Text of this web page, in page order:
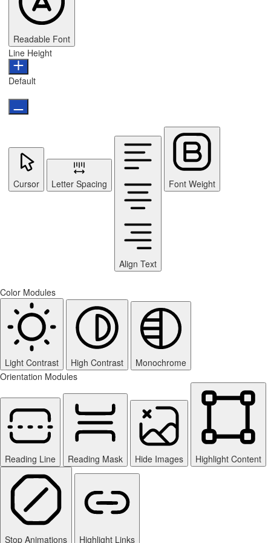
Readable Font
Line Height
Default
Cursor Letter Spacing
Align Text
Font Weight
Color Modules
Light Contrast High Contrast
Monochrome
Orientation Modules
Reading Line Reading Mask Hide Images Highlight Content
Stop Animations Highlight Links